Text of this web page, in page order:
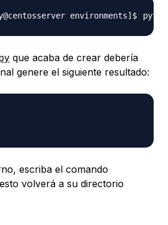
que acaba de crear debería
genere el siguiente resultado:
escriba el comando
volverá a su directorio